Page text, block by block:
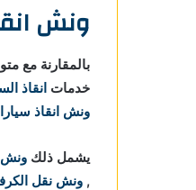
ونش
بالمقارنة مع
خدمات انقاذ
ونش انقاذ
يشمل ذلك ونش
, ونش نقل